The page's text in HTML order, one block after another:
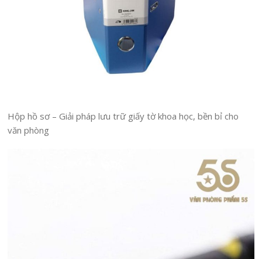
Hộp hồ sơ – Giải pháp lưu trữ giấy tờ khoa học, bền bỉ cho
văn phòng